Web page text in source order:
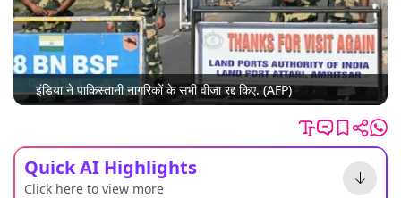
इंडिया ने पाकिस्तानी नागरिकों के सभी वीजा रद्द किए. (AFP)
Quick AI Highlights
Click here to view more